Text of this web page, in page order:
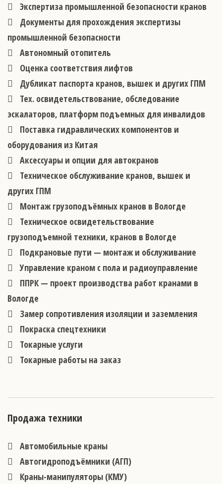
Экспертиза промышленной безопасности кранов
Документы для прохождения экспертизы
промышленной безопасности
Автономный отопитель
Оценка соответствия лифтов
Дубликат паспорта кранов, вышек и других ГПМ
Тех. освидетельствование, обследование
эскалаторов, платформ подъемных для инвалидов
Поставка гидравлических компонентов и
оборудования из Китая
Аксессуары и опции для автокранов
Техническое обслуживание кранов, вышек и
других ГПМ
Монтаж грузоподъёмных кранов в Вологде
Техническое освидетельствование
грузоподъемной техники, кранов в Вологде
Подкрановые пути — монтаж и обслуживание
Управление краном с пола и радиоуправление
ППРК — проект производства работ кранами в
Вологде
Замер сопротивления изоляции и заземления
Покраска спецтехники
Токарные услуги
Токарные работы на заказ
Продажа техники
Автомобильные краны
Автогидроподъёмники (АГП)
Краны-манипуляторы (КМУ)